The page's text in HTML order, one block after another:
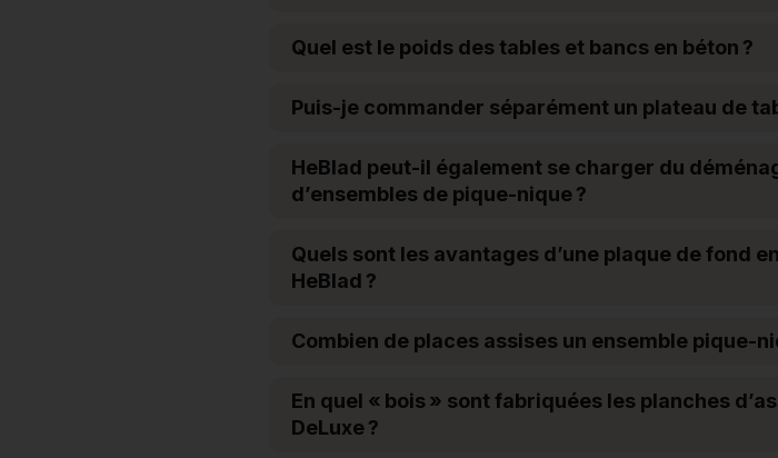
Quel est le poids des tables et bancs en béton ?
Puis-je commander séparément un plateau de
HeBlad peut-il également se charger du
d’ensembles de pique-nique ?
Quels sont les avantages d’une plaque de fond
HeBlad ?
Combien de places assises un ensemble pique-
En quel « bois » sont fabriquées les planches
DeLuxe ?